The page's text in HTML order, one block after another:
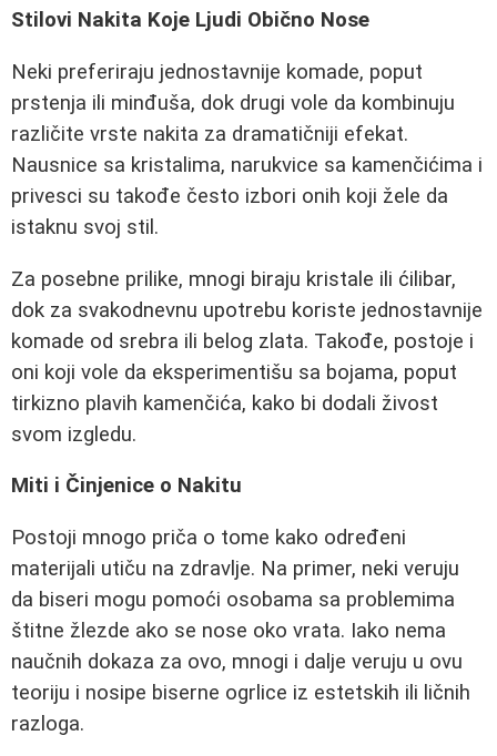
Stilovi Nakita Koje Ljudi Obično Nose
Neki preferiraju jednostavnije komade, poput
prstenja ili minđuša, dok drugi vole da kombinuju
različite vrste nakita za dramatičniji efekat.
Nausnice sa kristalima, narukvice sa kamenčićima i
privesci su takođe često izbori onih koji žele da
istaknu svoj stil.
Za posebne prilike, mnogi biraju kristale ili ćilibar,
dok za svakodnevnu upotrebu koriste jednostavnije
komade od srebra ili belog zlata. Takođe, postoje i
oni koji vole da eksperimentišu sa bojama, poput
tirkizno plavih kamenčića, kako bi dodali živost
svom izgledu.
Miti i Činjenice o Nakitu
Postoji mnogo priča o tome kako određeni
materijali utiču na zdravlje. Na primer, neki veruju
da biseri mogu pomoći osobama sa problemima
štitne žlezde ako se nose oko vrata. Iako nema
naučnih dokaza za ovo, mnogi i dalje veruju u ovu
teoriju i nosipe biserne ogrlice iz estetskih ili ličnih
razloga.